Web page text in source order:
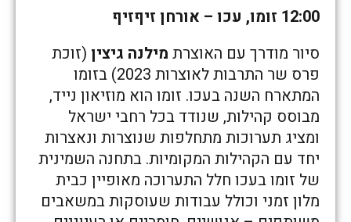
12:00 זומו, עכו – אורחן זיףזיף
סיור מודרך עם האוצרת מילנה גיצין (זוכת
פרס שר התרבות לאוצרות 2023) בזומו
המתארח השנה בעכו. זומו הוא מוזיאון נייד,
מבוסס קהילות, שנודד בכל רחבי ישראל
ומציג תערוכות מתחלפות שנוצרות ונאצרות
יחד עם הקהילות המקומיות. בתחנה השמינית
של זומו בעכו חלל התערוכה מאופיין כבית
מלון זמני וכולל עבודות שעוסקות במשאבים